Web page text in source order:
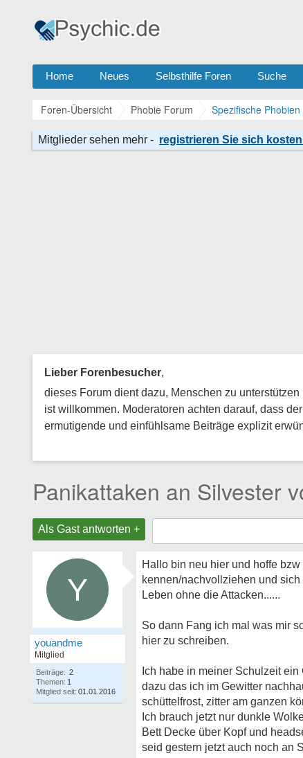
Home Neues Selbsthilfe Foren Suche
Foren-Übersicht Phobie Forum Spezifische Phobien
Lieber Forenbesucher,
dieses Forum dient dazu, Menschen zu
ist willkommen. Moderatoren achten darauf, dass
ermutigende und einfühlsame Beiträge explizit
Panikattaken an Silvester
Als Gast antworten +
Y
youandme
Mitglied
Beiträge: 2
Themen: 1
Mitglied seit: 01.01.2016
Hallo bin neu hier und hoffe
kennen/nachvollziehen und
Leben ohne die Attacken......
So dann Fang ich mal was mir
hier zu schreiben.
Ich habe in meiner Schulzeit
dazu das ich im Gewitter
schüttelfrost, zitter am ganzen
Ich brauch jetzt nur dunkle
Bett Decke über Kopf und
seid gestern jetzt auch noch an